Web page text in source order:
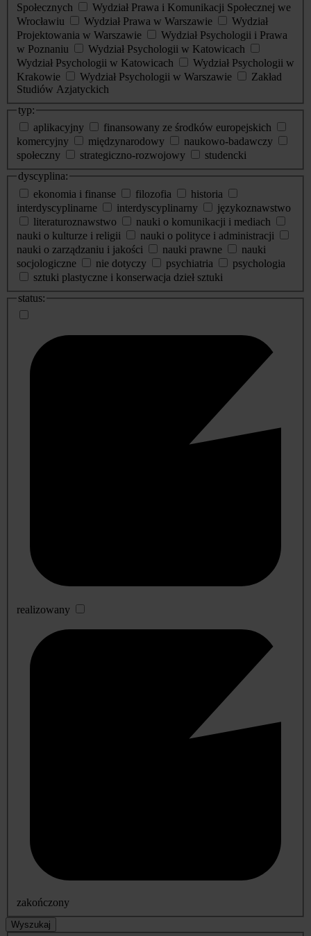
Społecznych
Wydział Prawa i Komunikacji Społecznej we
Wrocławiu
Wydział Prawa w Warszawie
Wydział
Projektowania w Warszawie
Wydział Psychologii i Prawa
w Poznaniu
Wydział Psychologii w Katowicach
Wydział Psychologii w Katowicach
Wydział Psychologii w
Krakowie
Wydział Psychologii w Warszawie
Zakład
Studiów Azjatyckich
typ:
aplikacyjny
finansowany ze środków europejskich
komercyjny
międzynarodowy
naukowo-badawczy
społeczny
strategiczno-rozwojowy
studencki
dyscyplina:
ekonomia i finanse
filozofia
historia
interdyscyplinarne
interdyscyplinarny
językoznawstwo
literaturoznawstwo
nauki o komunikacji i mediach
nauki o kulturze i religii
nauki o polityce i administracji
nauki o zarządzaniu i jakości
nauki prawne
nauki
socjologiczne
nie dotyczy psychiatria
psychologia
sztuki plastyczne i konserwacja dzieł sztuki
status:
realizowany
zakończony
Wyszukaj